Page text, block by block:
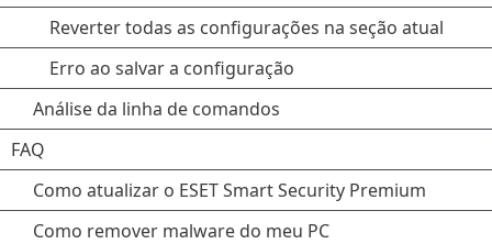
Reverter todas as configurações na seção atual
Erro ao salvar a configuração
Análise da linha de comandos
FAQ
Como atualizar o ESET Smart Security Premium
Como remover malware do meu PC